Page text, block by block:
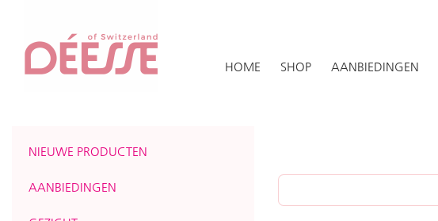
HOME SHOP AANBIEDINGEN
NIEUWE PRODUCTEN
AANBIEDINGEN